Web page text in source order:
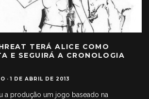
TERÁ ALICE COMO
E SEGUIRÁ A CRONOLOGIA
· 1 DE ABRIL DE 2013
a produção um jogo baseado na